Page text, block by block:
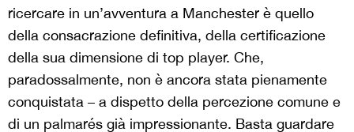
ricercare in un’avventura a Manchester è quello
della consacrazione definitiva, della certificazione
della sua dimensione di top player. Che,
paradossalmente, non è ancora stata pienamente
conquistata – a dispetto della percezione comune e
di un palmarés già impressionante. Basta guardare